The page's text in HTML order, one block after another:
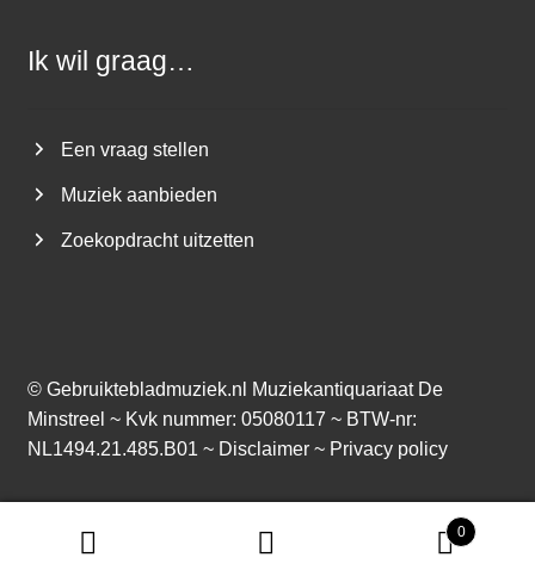
Ik wil graag…
Een vraag stellen
Muziek aanbieden
Zoekopdracht uitzetten
© Gebruiktebladmuziek.nl
Muziekantiquariaat De
Minstreel ~ Kvk nummer: 05080117 ~ BTW-nr:
NL1494.21.485.B01 ~ Disclaimer~ Privacy policy
0